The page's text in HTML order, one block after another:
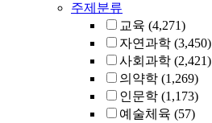
주제분류
교육 (4,271)
자연과학 (3,450)
사회과학 (2,421)
의약학 (1,269)
인문학 (1,173)
예술체육 (57)